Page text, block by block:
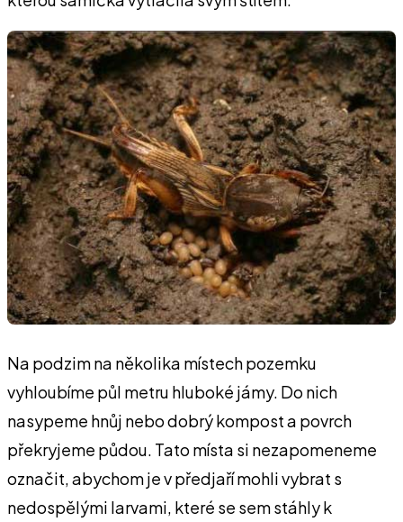
Na podzim na několika místech pozemku
vyhloubíme půl metru hluboké jámy. Do nich
nasypeme hnůj nebo dobrý kompost a povrch
překryjeme půdou. Tato místa si nezapomeneme
označit, abychom je v předjaří mohli vybrat s
nedospělými larvami, které se sem stáhly k